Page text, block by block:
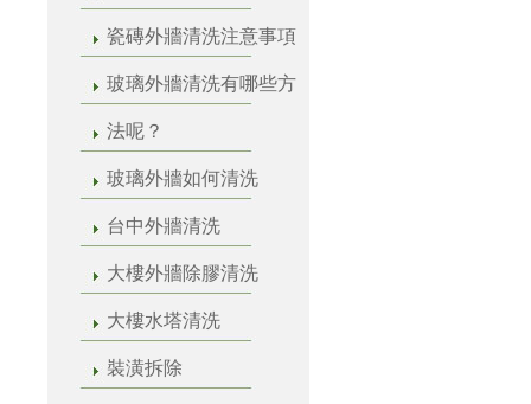
瓷磚外牆清洗注意事項
玻璃外牆清洗有哪些方
法呢？
玻璃外牆如何清洗
台中外牆清洗
大樓外牆除膠清洗
大樓水塔清洗
裝潢拆除